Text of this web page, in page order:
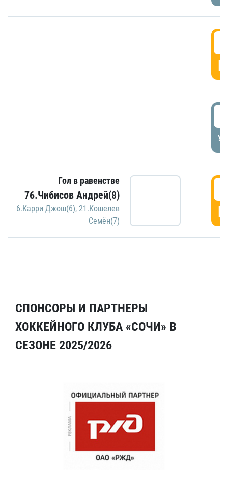
Гол в равенстве
76.Чибисов Андрей(8)
6.Карри Джош(6), 21.Кошелев
Семён(7)
СПОНСОРЫ И ПАРТНЕРЫ
ХОККЕЙНОГО КЛУБА «СОЧИ» В
СЕЗОНЕ 2025/2026